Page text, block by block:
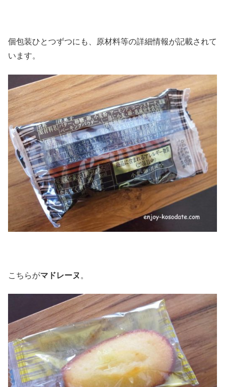
個包装ひとつずつにも、原材料等の詳細情報が記載されて
います。
こちらがマドレーヌ 。